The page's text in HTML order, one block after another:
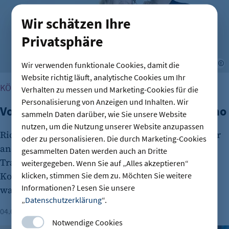
Wir schätzen Ihre
Privatsphäre
Wir verwenden funktionale Cookies, damit die
Website richtig läuft, analytische Cookies um Ihr
Verhalten zu messen und Marketing-Cookies für die
Personalisierung von Anzeigen und Inhalten. Wir
sammeln Daten darüber, wie Sie unsere Website
nutzen, um die Nutzung unserer Website anzupassen
oder zu personalisieren. Die durch Marketing-Cookies
gesammelten Daten werden auch an Dritte
weitergegeben. Wenn Sie auf „Alles akzeptieren“
klicken, stimmen Sie dem zu. Möchten Sie weitere
Informationen? Lesen Sie unsere
„Datenschutzerklärung“.
Notwendige Cookies
KÖPFE DER BERLINER WIRTSCHAFT
Vorgestellt: Ricardo dos Santos Miquelino
Ricardo dos Santos Miquelino, Geschäftsführer der
and dos Santos GmbH, spricht im Interview über
Transformationsprozesse in Organisationen,
Kollektive Intelligenz und KI sowie die Gründe,
warum er nicht mehr ausbildet.
04.08.2026